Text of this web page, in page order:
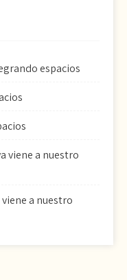
espacios
viene a nuestro
a nuestro